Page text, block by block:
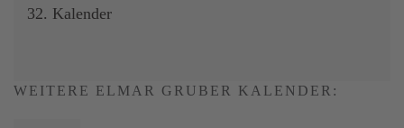
32. Kalender
WEITERE ELMAR GRUBER KALENDER: